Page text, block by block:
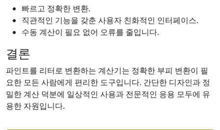
빠르고 정확한 변환.
직관적인 기능을 갖춘 사용자 친화적인 인터페이스.
수동 계산이 필요 없어 오류를 줄입니다.
결론
파인트를 리터로 변환하는 계산기는 정확한 부피 변환이 필
요한 모든 사람에게 편리한 도구입니다. 간단한 디자인과 정
밀한 계산 덕분에 일상적인 사용과 전문적인 응용 모두에 유
용한 자원입니다.